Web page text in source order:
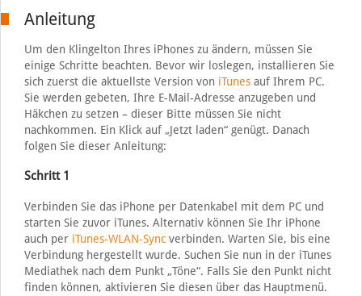
Anleitung
Um den Klingelton Ihres iPhones zu ändern, müssen Sie
einige Schritte beachten. Bevor wir loslegen, installieren Sie
sich zuerst die aktuellste Version von iTunesauf Ihrem PC.
Sie werden gebeten, Ihre E-Mail-Adresse anzugeben und
Häkchen zu setzen – dieser Bitte müssen Sie nicht
nachkommen. Ein Klick auf „Jetzt laden“ genügt. Danach
folgen Sie dieser Anleitung:
Schritt 1
Verbinden Sie das iPhone per Datenkabel mit dem PC und
starten Sie zuvor iTunes. Alternativ können Sie Ihr iPhone
auch per iTunes-WLAN-Syncverbinden. Warten Sie, bis eine
Verbindung hergestellt wurde. Suchen Sie nun in der iTunes
Mediathek nach dem Punkt „Töne“. Falls Sie den Punkt nicht
finden können, aktivieren Sie diesen über das Hauptmenü.